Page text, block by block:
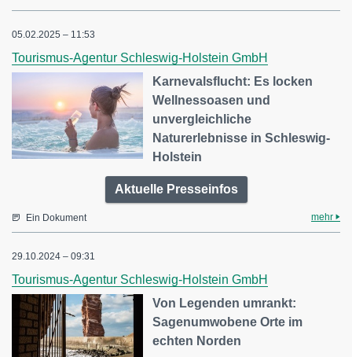
05.02.2025 – 11:53
Tourismus-Agentur Schleswig-Holstein GmbH
Karnevalsflucht: Es locken
Wellnessoasen und
unvergleichliche
Naturerlebnisse in Schleswig-
Holstein
Aktuelle Presseinfos
Ein Dokument mehr
29.10.2024 – 09:31
Tourismus-Agentur Schleswig-Holstein GmbH
Von Legenden umrankt:
Sagenumwobene Orte im
echten Norden